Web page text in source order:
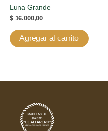
Luna Grande
$ 16.000,00
Agregar al carrito